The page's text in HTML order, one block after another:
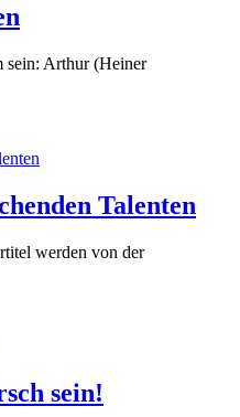
sein: Arthur (Heiner
Talenten
werden von der
sein!